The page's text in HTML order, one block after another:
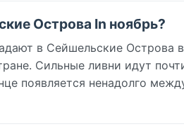
Острова In ноябрь?
в Сейшельские Острова
Сильные ливни идут
появляется ненадолго